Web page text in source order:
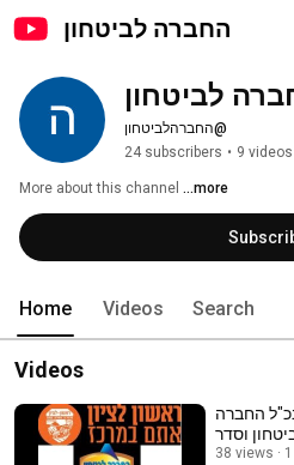
החברה לביטחון
לביטחון
@החברהלביטחון
24 subscribers • 9 videos
More about this channel ...more
Home Videos Search
Videos
החברה
וסדר
לגלי צה"ל
38 views